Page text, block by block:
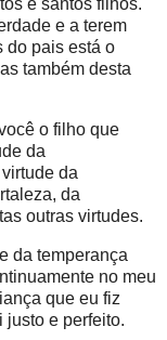
e a terem
do pais está o
também desta
o filho que
da
da
da
outras virtudes.
da temperança
no meu
que eu fiz
justo e perfeito.